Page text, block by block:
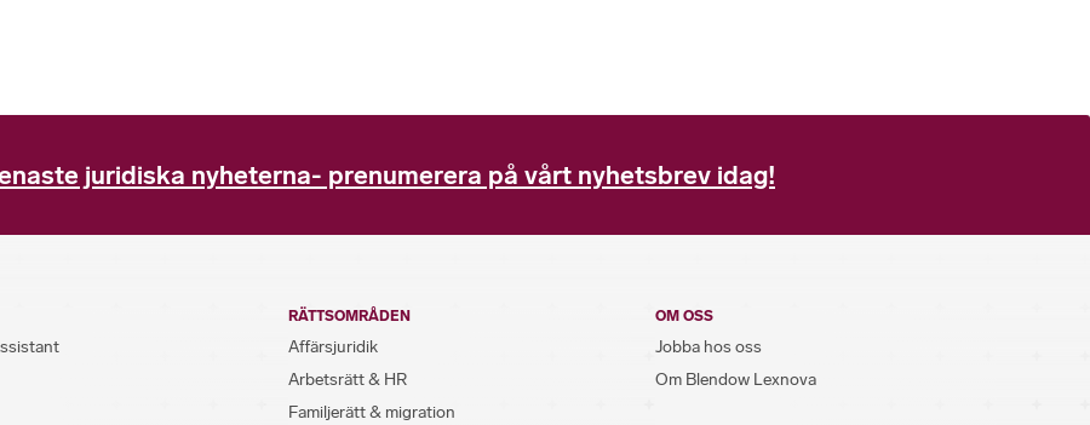
juridiska nyheterna- prenumerera på vårt nyhetsbrev idag!
RÄTTSOMRÅDEN
Affärsjuridik
Arbetsrätt & HR
Familjerätt & migration
OM OSS
Jobba hos oss
Om Blendow Lexnova